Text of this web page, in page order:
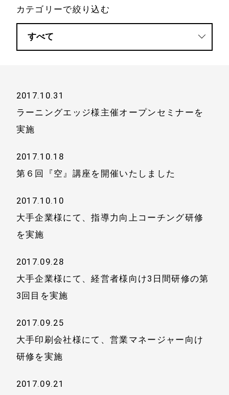
カテゴリーで絞り込む
2017.10.31
ラーニングエッジ様主催オープンセミナーを
実施
2017.10.18
第６回『空』講座を開催いたしました
2017.10.10
大手企業様にて、指導力向上コーチング研修
を実施
2017.09.28
大手企業様にて、経営者様向け3日間研修の第
3回目を実施
2017.09.25
大手印刷会社様にて、営業マネージャー向け
研修を実施
2017.09.21